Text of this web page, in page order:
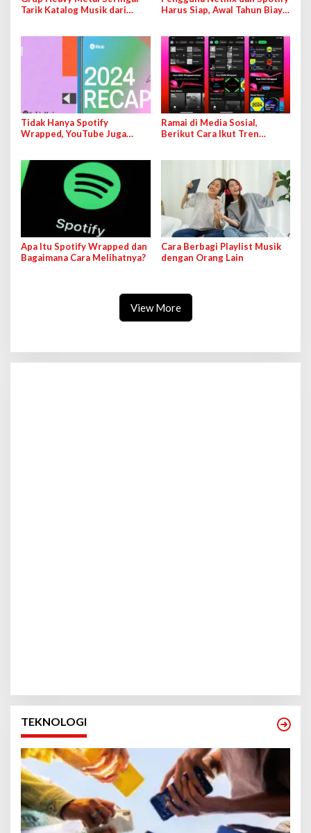
Tarik Katalog Musik dari
Harus Siap, Awal Tahun Biaya
Tidak Hanya Spotify
Wrapped, YouTube Juga
Ramai di Media Sosial,
Berikut Cara Ikut Tren
Apa Itu Spotify Wrapped dan
Bagaimana Cara Melihatnya?
Cara Berbagi Playlist Musik
dengan Orang Lain
View More
TEKNOLOGI